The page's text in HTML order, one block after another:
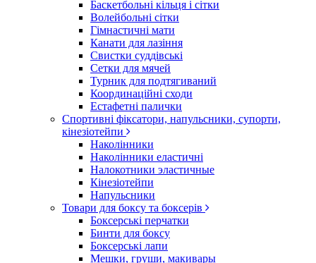
Баскетбольні кільця і сітки
Волейбольні сітки
Гімнастичні мати
Канати для лазіння
Свистки суддівські
Сетки для мячей
Турник для подтягиваний
Координаційні сходи
Естафетні палички
Спортивні фіксатори, напульсники, супорти,
кінезіотейпи
Наколінники
Наколінники еластичні
Налокотники эластичные
Кінезіотейпи
Напульсники
Товари для боксу та боксерів
Боксерські перчатки
Бинти для боксу
Боксерські лапи
Мешки, груши, макивары